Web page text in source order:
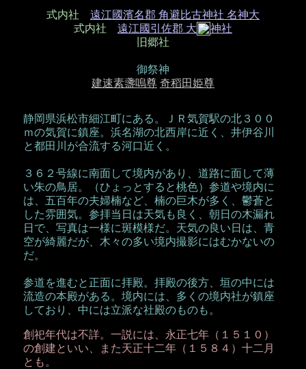
式内社
遠江國濱名郡 角避比古神社 名神大
式内社
遠江國引佐郡 大
神社
旧郷社
御祭神
建速素盞嗚尊 奇稻田姫尊
静岡県浜松市細江町にある。ＪＲ気賀駅の北３００
ｍの気賀に鎮座。浜名湖の北西岸に近く、井伊谷川
と都田川が合流する河口近く。
３６２号線に南面して境内があり、道路に面して薄
い朱の鳥居。（ひょっとすると桃色）参道や境内に
は、五百年の夫婦楠など、楠の巨木が多く、鬱蒼と
した雰囲気。参拝当日は天気も良く、朝日の木漏れ
日で、写真は一様に斑模様だ。天気の良い日は、青
空が綺麗だが、木々の多い境内撮影にはむかないの
だ。
参道を進むと正面に拝殿。拝殿の後方、垣の中には
流造の本殿がある。境内には、多くの境内社が鎮座
しており、中には立派な社殿のものも。
創祀年代は不詳。一説には、永正七年（１５１０）
の創建といい、また天正十二年（１５８４）十二月
とも。